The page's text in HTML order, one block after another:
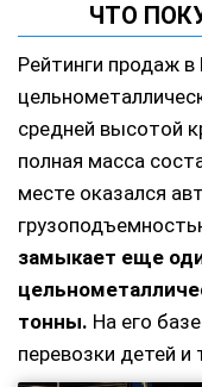
ЧТО
Рейтинги продаж в
средней высотой
полная масса
месте оказался
замыкает еще
тонны. На его
перевозки детей и